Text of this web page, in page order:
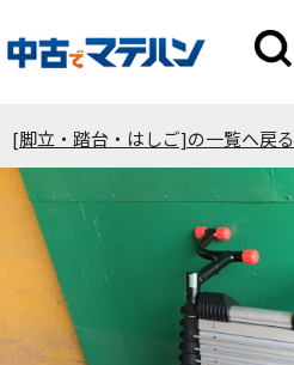
[脚立・踏台・はしご]の一覧へ戻る